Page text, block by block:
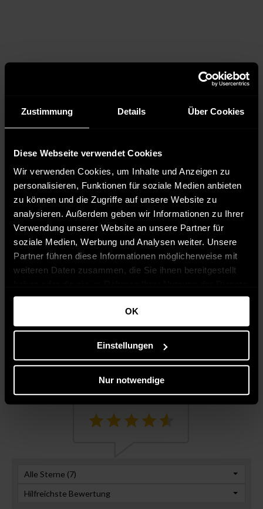
Zustimmung Details Über Cookies
Diese Webseite verwendet Cookies
Wir verwenden Cookies, um Inhalte und Anzeigen zu
personalisieren, Funktionen für soziale Medien anbieten
zu können und die Zugriffe auf unsere Website zu
analysieren. Außerdem geben wir Informationen zu Ihrer
Verwendung unserer Website an unsere Partner für
soziale Medien, Werbung und Analysen weiter. Unsere
Partner führen diese Informationen möglicherweise mit
weiteren Daten zusammen, die Sie ihnen bereitgestellt
gesammelt haben.
OK
Einstellungen
Nur notwendige
Kundenbewertungen
Sternebewertung
4,6
Alle Sterne (7)
Hilfreichste Bewertung